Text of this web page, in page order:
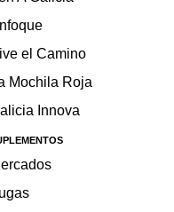
el Camino
Mochila Roja
Innova